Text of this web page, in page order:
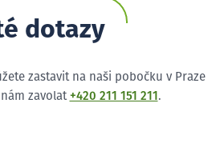
dotazy
zastavit na naši pobočku v Praze
zavolat +420 211 151 211 .